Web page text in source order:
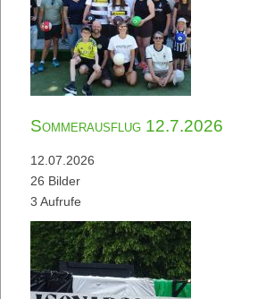
Sommerausflug 12.7.2026
12.07.2026
26 Bilder
3 Aufrufe